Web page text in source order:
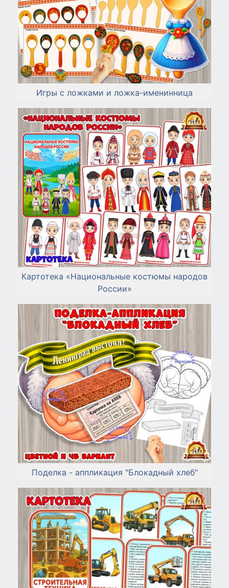
Игры с ложками и ложка-именинница
Картотека «Национальные костюмы народов
России»
Поделка - аппликация "Блокадный хлеб"